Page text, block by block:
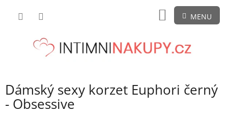
NÁKUPNÍ
KOŠÍK
Dámský sexy korzet Euphori černý
- Obsessive